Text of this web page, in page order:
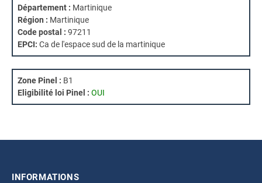
Département : Martinique
Région : Martinique
Code postal : 97211
EPCI: Ca de l'espace sud de la martinique
Zone Pinel : B1
Eligibilité loi Pinel : OUI
INFORMATIONS